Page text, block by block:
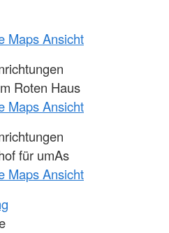
Maps Ansicht
Roten Haus
Maps Ansicht
für umAs
Maps Ansicht